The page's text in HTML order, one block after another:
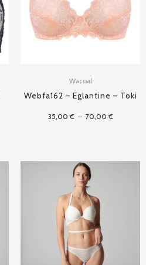
Wacoal
Webfa162 – Eglantine – Toki
35,00€ – 70,00€